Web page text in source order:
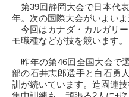
第39回静岡大会で日本代
年。次の国際大会がいよいよ
今回はカナダ・カルガリ
モ職種などが技を競います。
昨年の第46回全国大会で
部の石井志郎選手と白石勇
訓が続いています。造園連